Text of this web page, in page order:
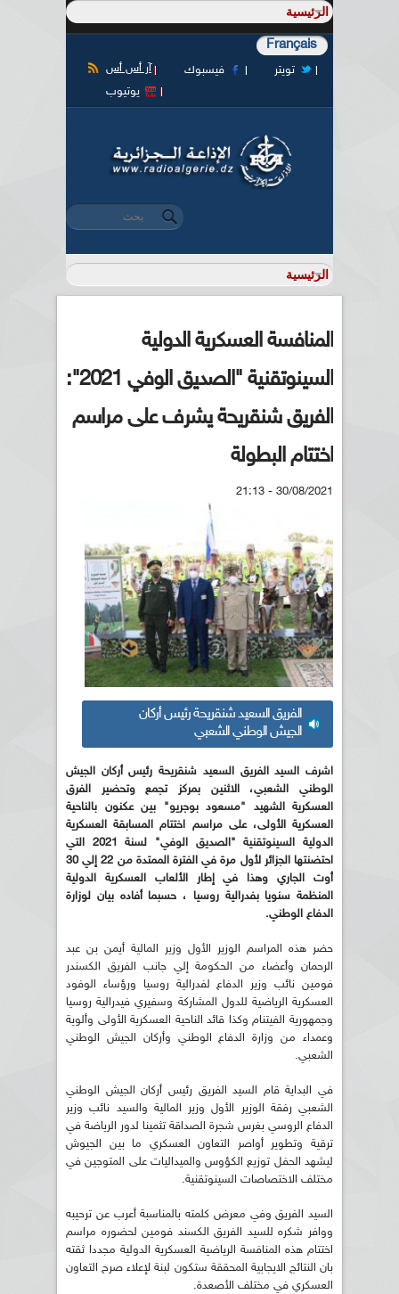
Français
آر أس أس فيسبوك
تويتر
يوتيوب
استمارة البحث
‏بحث ‏
المنافسة العسكرية الدولية
السينوتقنية "الصديق الوفي 2021":
الفريق شنقريحة يشرف على مراسم
اختتام البطولة
30/08/2021 - 21:13
الفريق السعيد شنقريحة رئيس أركان
الجيش الوطني الشعبي
اشرف السيد الفريق السعيد شنقريحة رئيس أركان الجيش
الوطني الشعبي، الاثنين بمركز تجمع وتحضير الفرق
العسكرية الشهيد "مسعود بوجريو" بين عكنون بالناحية
العسكرية الأولى، على مراسم اختتام المسابقة العسكرية
الدولية السينوتقنية "الصديق الوفي" لسنة 2021 التي
احتضنتها الجزائر لأول مرة في الفترة الممتدة من 22 إلي 30
أوت الجاري وهذا في إطار الألعاب العسكرية الدولية
المنظمة سنويا بفدرالية روسيا ، حسبما أفاده بيان لوزارة
الدفاع الوطني.
حضر هذه المراسم الوزير الأول وزير المالية أيمن بن عبد
الرحمان وأعضاء من الحكومة إلي جانب الفريق الكسندر
فومين نائب وزير الدفاع لفدرالية روسيا ورؤساء الوفود
العسكرية الرياضية للدول المشاركة وسفيري فيدرالية روسيا
وجمهورية الفيتنام وكذا قائد الناحية العسكرية الأولى وألوية
وعمداء من وزارة الدفاع الوطني وأركان الجيش الوطني
الشعبي.
في البداية قام السيد الفريق رئيس أركان الجيش الوطني
الشعبي رفقة الوزير الأول وزير المالية والسيد نائب وزير
الدفاع الروسي بغرس شجرة الصداقة تثمينا لدور الرياضة في
ترقية وتطوير أواصر التعاون العسكري ما بين الجيوش
ليشهد الحفل توزيع الكؤوس والميداليات على المتوجين في
مختلف الاختصاصات السينوتقنية.
السيد الفريق وفي معرض كلمته بالمناسبة أعرب عن ترحيبه
ووافر شكره للسيد الفريق الكسند فومين لحضوره مراسم
اختتام هذه المنافسة الرياضية العسكرية الدولية مجددا ثقته
بان النتائج الايجابية المحققة ستكون لبنة لإعلاء صرح التعاون
العسكري في مختلف الأصعدة.